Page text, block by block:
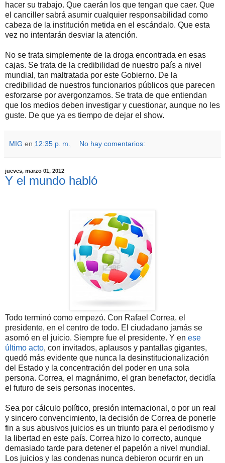
hacer su trabajo. Que caerán los que tengan que caer. Que
el canciller sabrá asumir cualquier responsabilidad como
cabeza de la institución metida en el escándalo. Que esta
vez no intentarán desviar la atención.
No se trata simplemente de la droga encontrada en esas
cajas. Se trata de la credibilidad de nuestro país a nivel
mundial, tan maltratada por este Gobierno. De la
credibilidad de nuestros funcionarios públicos que parecen
esforzarse por avergonzarnos. Se trata de que entiendan
que los medios deben investigar y cuestionar, aunque no les
guste. De que ya es tiempo de dejar el show.
MIG en 12:35 p. m. No hay comentarios:
jueves, marzo 01, 2012
Y el mundo habló
Todo terminó como empezó. Con Rafael Correa, el
presidente, en el centro de todo. El ciudadano jamás se
asomó en el juicio. Siempre fue el presidente. Y en ese
último acto, con invitados, aplausos y pantallas gigantes,
quedó más evidente que nunca la desinstitucionalización
del Estado y la concentración del poder en una sola
persona. Correa, el magnánimo, el gran benefactor, decidía
el futuro de seis personas inocentes.
Sea por cálculo político, presión internacional, o por un real
y sincero convencimiento, la decisión de Correa de ponerle
fin a sus abusivos juicios es un triunfo para el periodismo y
la libertad en este país. Correa hizo lo correcto, aunque
demasiado tarde para detener el papelón a nivel mundial.
Los juicios y las condenas nunca debieron ocurrir en un